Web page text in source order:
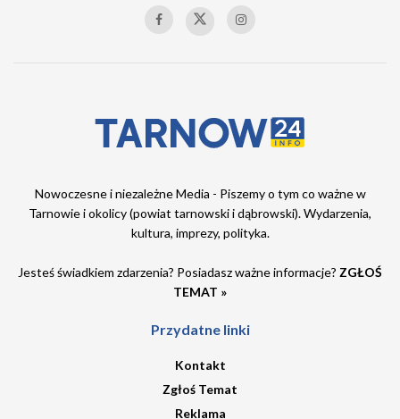
Nowoczesne i niezależne Media - Piszemy o tym co ważne w
Tarnowie i okolicy (powiat tarnowski i dąbrowski). Wydarzenia,
kultura, imprezy, polityka.
Jesteś świadkiem zdarzenia? Posiadasz ważne informacje? ZGŁOŚ
TEMAT »
Przydatne linki
Kontakt
Zgłoś Temat
Reklama